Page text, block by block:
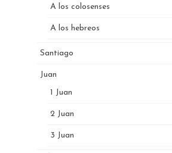
A los colosenses
A los hebreos
Santiago
Juan
1 Juan
2 Juan
3 Juan